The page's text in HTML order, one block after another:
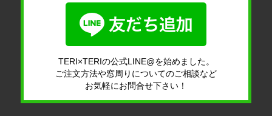
TERI×TERIの公式LINE@を始めました。
ご注文方法や窓周りについてのご相談など
お気軽にお問合せ下さい！